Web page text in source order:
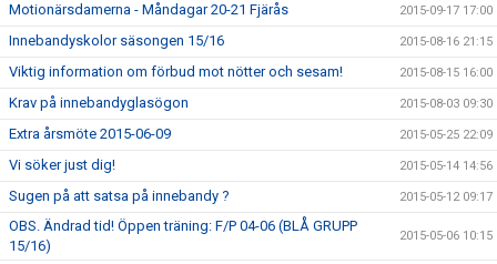
Motionärsdamerna - Måndagar 20-21 Fjärås 2015-09-17 17:00
Innebandyskolor säsongen 15/16 2015-08-16 21:15
Viktig information om förbud mot nötter och sesam! 2015-08-15 16:00
Krav på innebandyglasögon 2015-08-03 09:30
Extra årsmöte 2015-06-09 2015-05-25 22:09
Vi söker just dig! 2015-05-14 14:56
Sugen på att satsa på innebandy ? 2015-05-12 09:17
OBS. Ändrad tid! Öppen träning: F/P 04-06 (BLÅ GRUPP
15/16)
2015-05-06 10:15